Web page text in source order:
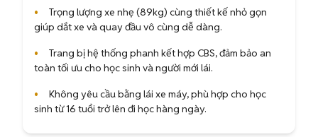
•
Trọng lượng xe nhẹ (89kg) cùng thiết kế nhỏ gọn
giúp dắt xe và quay đầu vô cùng dễ dàng.
•
Trang bị hệ thống phanh kết hợp CBS, đảm bảo an
toàn tối ưu cho học sinh và người mới lái.
•
Không yêu cầu bằng lái xe máy, phù hợp cho học
sinh từ 16 tuổi trở lên đi học hàng ngày.